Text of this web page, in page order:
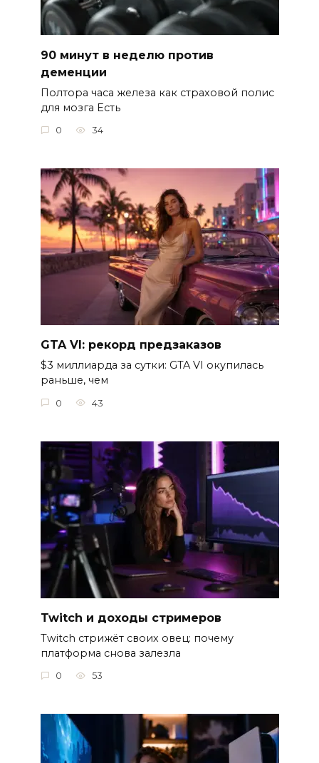
90 минут в неделю против
деменции
Полтора часа железа как страховой полис
для мозга Есть
0 34
GTA VI: рекорд предзаказов
$3 миллиарда за сутки: GTA VI окупилась
раньше, чем
0 43
Twitch и доходы стримеров
Twitch стрижёт своих овец: почему
платформа снова залезла
0 53